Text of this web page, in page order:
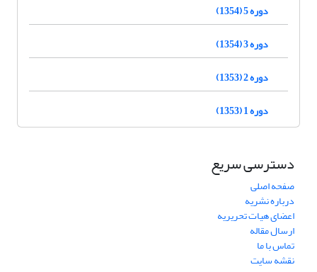
دوره 5 (1354)
دوره 3 (1354)
دوره 2 (1353)
دوره 1 (1353)
دسترسی سریع
صفحه اصلی
درباره نشریه
اعضای هیات تحریریه
ارسال مقاله
تماس با ما
نقشه سایت